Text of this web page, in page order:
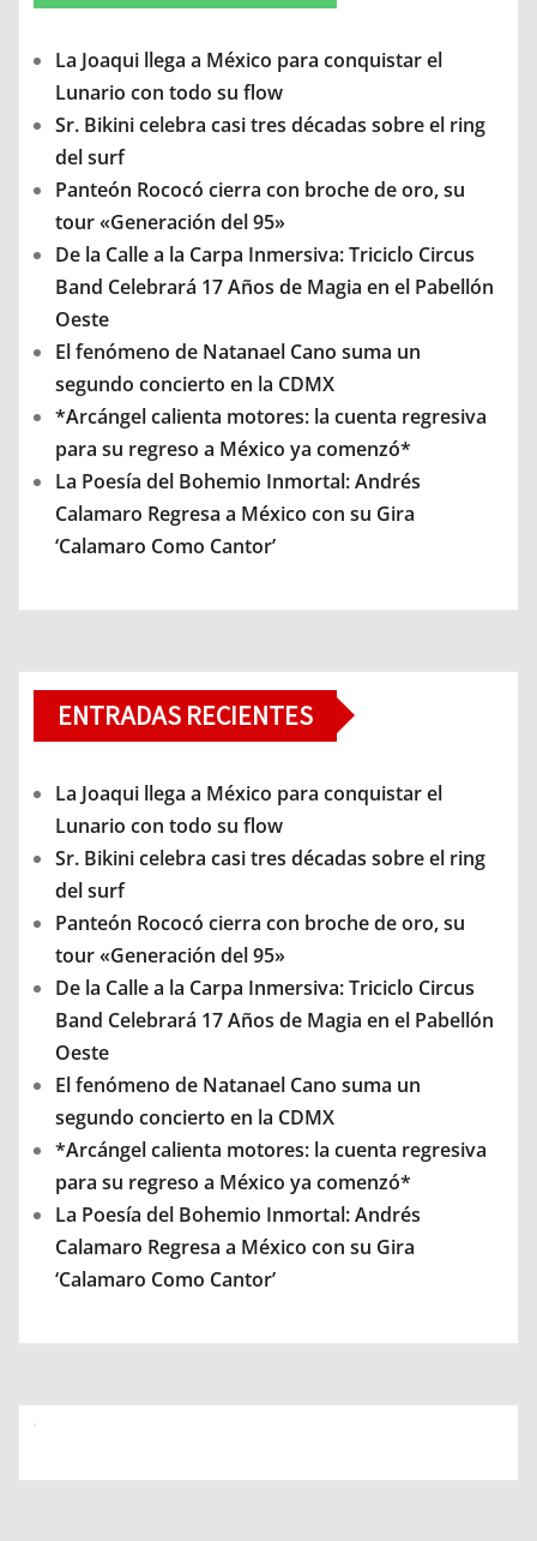
La Joaqui llega a México para conquistar el
Lunario con todo su flow
Sr. Bikini celebra casi tres décadas sobre el ring
del surf
Panteón Rococó cierra con broche de oro, su
tour «Generación del 95»
De la Calle a la Carpa Inmersiva: Triciclo Circus
Band Celebrará 17 Años de Magia en el Pabellón
Oeste
El fenómeno de Natanael Cano suma un
segundo concierto en la CDMX
*Arcángel calienta motores: la cuenta regresiva
para su regreso a México ya comenzó*
La Poesía del Bohemio Inmortal: Andrés
Calamaro Regresa a México con su Gira
‘Calamaro Como Cantor’
ENTRADAS RECIENTES
La Joaqui llega a México para conquistar el
Lunario con todo su flow
Sr. Bikini celebra casi tres décadas sobre el ring
del surf
Panteón Rococó cierra con broche de oro, su
tour «Generación del 95»
De la Calle a la Carpa Inmersiva: Triciclo Circus
Band Celebrará 17 Años de Magia en el Pabellón
Oeste
El fenómeno de Natanael Cano suma un
segundo concierto en la CDMX
*Arcángel calienta motores: la cuenta regresiva
para su regreso a México ya comenzó*
La Poesía del Bohemio Inmortal: Andrés
Calamaro Regresa a México con su Gira
‘Calamaro Como Cantor’